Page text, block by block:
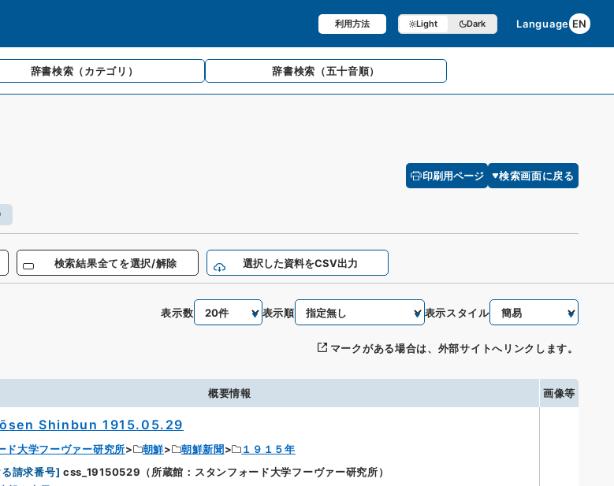
利用方法 Light Dark Language EN
辞書検索 （カテゴリ） 辞書検索 （五十音順）
印刷用ページ 検索画面に戻る
検索結果全てを選択/解除 選択した資料をCSV出力
表示数 表示順 表示スタイル
マークがある場合は、外部サイトへリンクします。
概要情報 画像等
Shinbun 1915.05.29
ド大学フーヴァー研究所 朝鮮 朝鮮新聞
１９１５年
請求番号] css_19150529（所蔵館：スタンフォード大学フーヴァー研究所）